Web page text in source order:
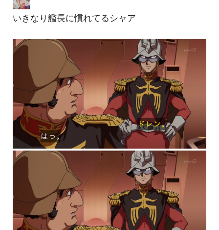
いきなり艦長に慣れてるシャア